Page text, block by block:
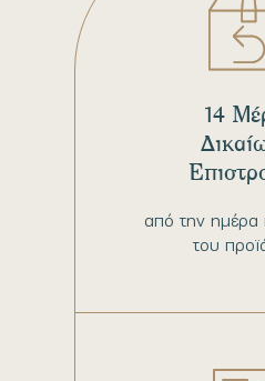
από την
του
14